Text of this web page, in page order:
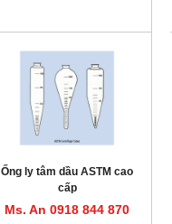
Ống ly tâm dầu ASTM cao
cấp
Ms. An 0918 844 870